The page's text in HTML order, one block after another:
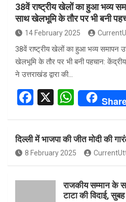
38वें राष्ट्रीय खेलों का हुआ भव्य
साथ खेलभूमि के तौर पर भी बनी
14 February 2025
38वें राष्ट्रीय खेलों का हुआ भव्य समापन
खेलभूमि के तौर पर भी बनी पहचान:
ने उत्तराखंड द्वारा की…
F
ce
b
o
o
X
W
at
s
A
p
p
दिल्ली में भाजपा की जीत मोदी की
8 February 2025
राजकीय सम्मान के
टाटा की विदाई,